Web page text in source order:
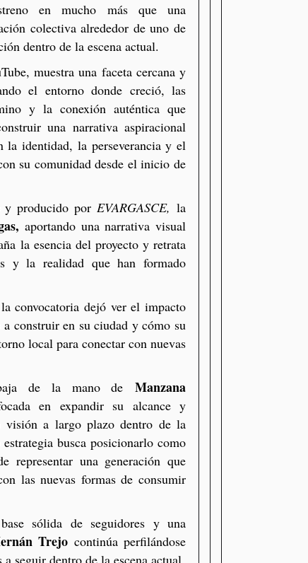
en mucho más que una
colectiva alrededor de uno de
dentro de la escena actual.
muestra una faceta cercana y
el entorno donde creció, las
y la conexión auténtica que
una narrativa aspiracional
identidad, la perseverancia y el
su comunidad desde el inicio de
y producido porEVARGASCE, la
aportando una narrativa visual
la esencia del proyecto y retrata
y la realidad que han formado
convocatoria dejó ver el impacto
a construir en su ciudad y cómo su
local para conectar con nuevas
de la mano de Manzana
en expandir su alcance y
visión a largo plazo dentro de la
busca posicionarlo como
representar una generación que
las nuevas formas de consumir
sólida de seguidores y una
Trejocontinúa perfilándose
seguir dentro de la escena actual.